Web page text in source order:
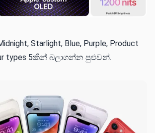
Starlight, Blue, Purple, Product
types 5කින් බලාගන්න පුළුවන්.